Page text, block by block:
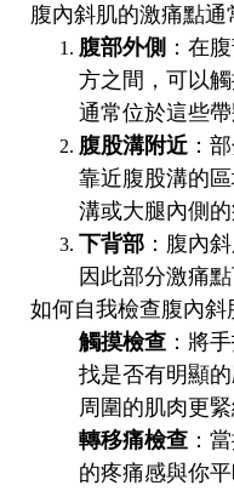
腹內斜肌的激痛點通
腹部外側 ：在
方之間，可以
通常位於這些帶
腹股溝附近 ：
靠近腹股溝的
溝或大腿內側的
下背部 ：腹內
因此部分激痛
如何自我檢查腹內斜
觸摸檢查 ：將
找是否有明顯
周圍的肌肉更緊
轉移痛檢查 ：
的疼痛感與你